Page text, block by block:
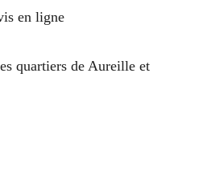
en ligne
quartiers de Aureille et